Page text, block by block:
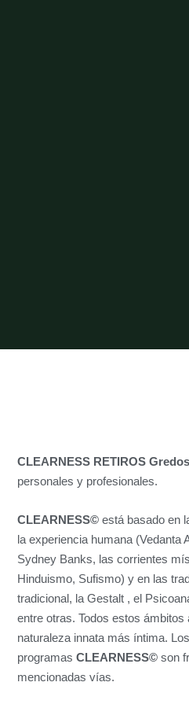
CLEARNESS RETIROS Gredos
personales y profesionales.
CLEARNESS© está basado en
la experiencia humana
Sydney Banks, las corrientes
Hinduismo, Sufismo) y en las
tradicional, la Gestalt , el
entre otras. Todos estos
naturaleza innata más íntima.
programas CLEARNESS© son
mencionadas vías.